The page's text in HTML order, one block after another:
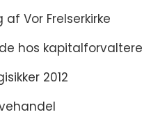
Vor Frelserkirke
hos kapitalforvaltere
2012